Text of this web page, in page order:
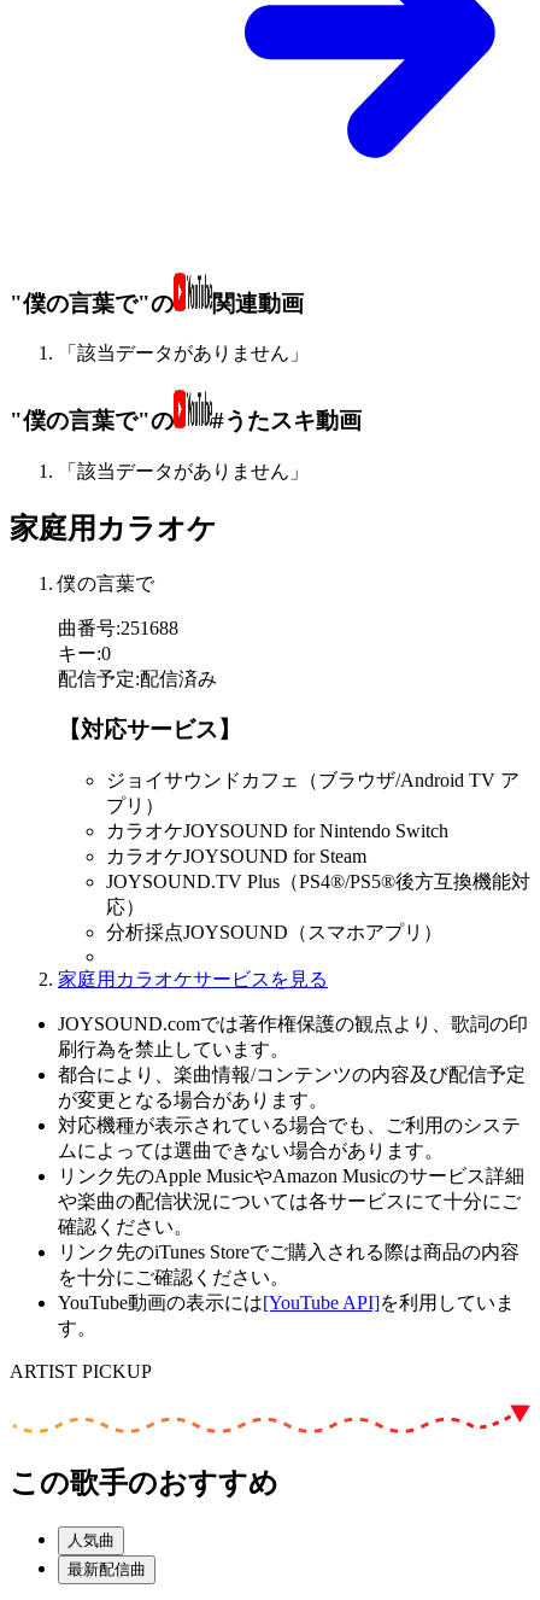
"僕の言葉で"の 関連動画
「該当データがありません」
"僕の言葉で"の #うたスキ動画
「該当データがありません」
家庭用カラオケ
僕の言葉で
曲番号:251688
キー:0
配信予定:配信済み
【対応サービス】
ジョイサウンドカフェ（ブラウザ/Android TV ア
プリ）
カラオケJOYSOUND for Nintendo Switch
カラオケJOYSOUND for Steam
JOYSOUND.TV Plus（PS4®/PS5®後方互換機能対
応）
分析採点JOYSOUND（スマホアプリ）
家庭用カラオケサービスを見る
JOYSOUND.comでは著作権保護の観点より、歌詞の印
刷行為を禁止しています。
都合により、楽曲情報/コンテンツの内容及び配信予定
が変更となる場合があります。
対応機種が表示されている場合でも、ご利用のシステ
ムによっては選曲できない場合があります。
リンク先のApple MusicやAmazon Musicのサービス詳細
や楽曲の配信状況については各サービスにて十分にご
確認ください。
リンク先のiTunes Storeでご購入される際は商品の内容
を十分にご確認ください。
YouTube動画の表示には[YouTube API]を利用していま
す。
ARTIST PICKUP
この歌手のおすすめ
人気曲
最新配信曲